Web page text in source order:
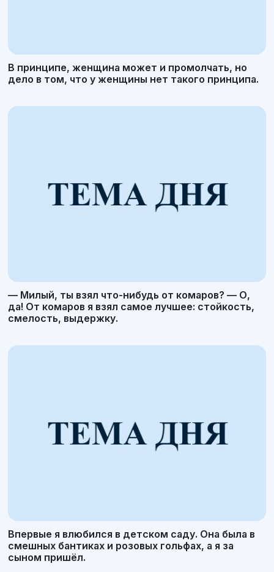
В принципе, женщина может и промолчать, но
дело в том, что у женщины нет такого принципа.
— Милый, ты взял что-нибудь от комаров? — О,
да! От комаров я взял самое лучшее: стойкость,
смелость, выдержку.
Впервые я влюбился в детском саду. Она была в
смешных бантиках и розовых гольфах, а я за
сыном пришёл.